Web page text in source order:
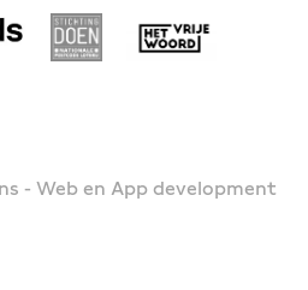
- Web en App development